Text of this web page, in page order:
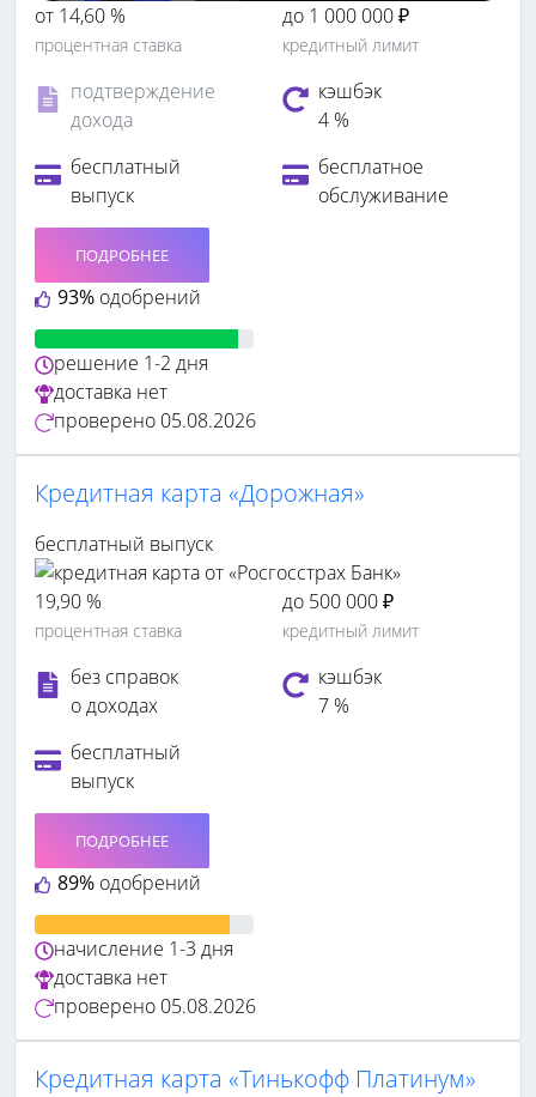
от 14,60 %
процентная ставка
до 1 000 000 ₽
кредитный лимит
подтверждение
дохода
кэшбэк
4 %
бесплатный
выпуск
бесплатное
обслуживание
93% одобрений
ПОДРОБНЕЕ
решение 1-2 дня
доставка нет
проверено 05.08.2026
Кредитная карта «Дорожная»
бесплатный выпуск
19,90 %
процентная ставка
до 500 000 ₽
кредитный лимит
без справок
о доходах
кэшбэк
7 %
бесплатный
выпуск
89% одобрений
ПОДРОБНЕЕ
начисление 1-3 дня
доставка нет
проверено 05.08.2026
Кредитная карта «Тинькофф Платинум»